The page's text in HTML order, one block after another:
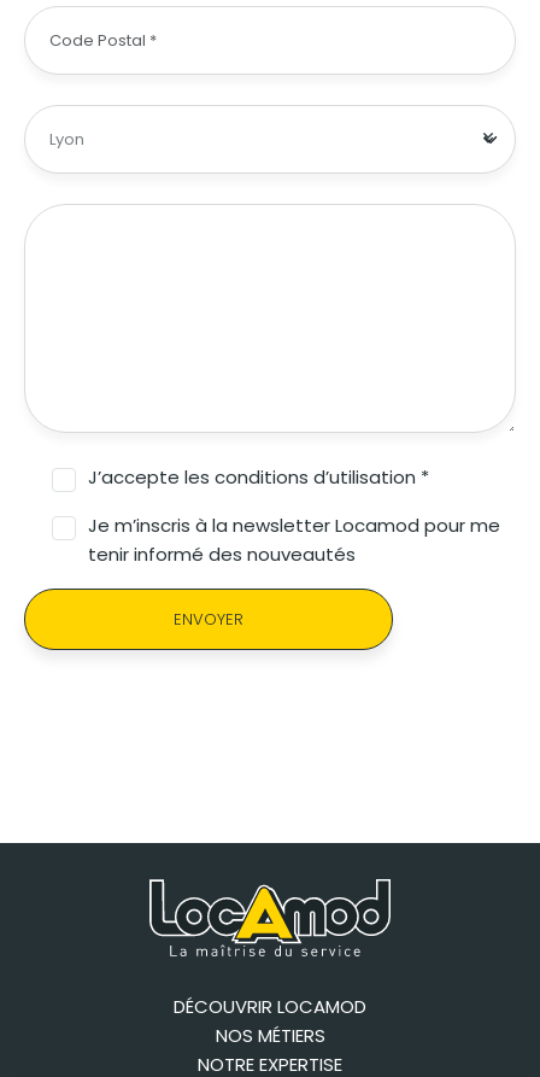
J’accepte les conditions d’utilisation *
Je m’inscris à la newsletter Locamod pour me
tenir informé des nouveautés
ENVOYER
DÉCOUVRIR LOCAMOD
NOS MÉTIERS
NOTRE EXPERTISE